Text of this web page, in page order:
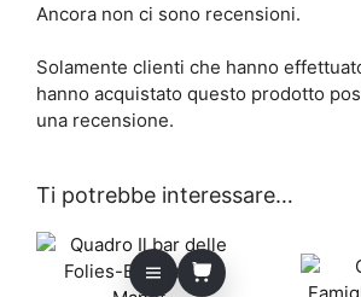
Ancora non ci sono recensioni.
Solamente clienti che hanno
hanno acquistato questo prodotto
una recensione.
Ti potrebbe interessare…